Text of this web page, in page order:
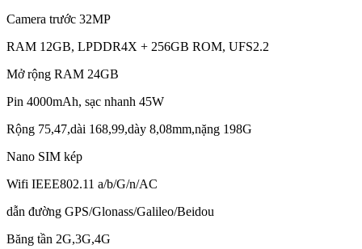
Camera trước 32MP
RAM 12GB, LPDDR4X + 256GB ROM, UFS2.2
Mở rộng RAM 24GB
Pin 4000mAh, sạc nhanh 45W
Rộng 75,47,dài 168,99,dày 8,08mm,nặng 198G
Nano SIM kép
Wifi IEEE802.11 a/b/G/n/AC
dẫn đường GPS/Glonass/Galileo/Beidou
Băng tần 2G,3G,4G